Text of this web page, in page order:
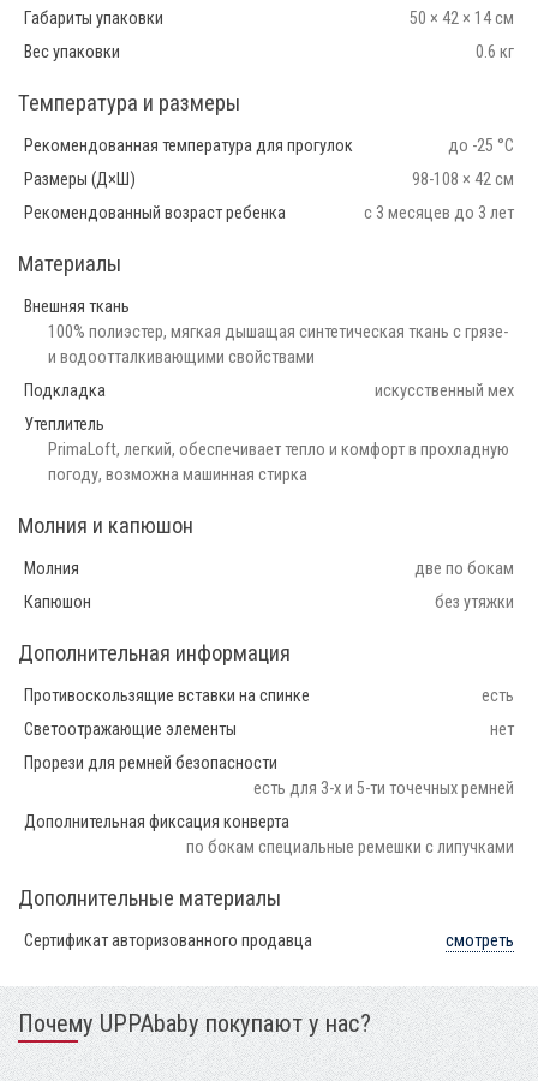
Габариты упаковки
50 × 42 × 14 см
Вес упаковки
0.6 кг
Температура и размеры
Рекомендованная температура для прогулок
до -25 °С
Размеры (Д×Ш)
98-108 × 42 см
Рекомендованный возраст ребенка
с 3 месяцев до 3 лет
Материалы
Внешняя ткань
100% полиэстер, мягкая дышащая синтетическая ткань с грязе-
и водоотталкивающими свойствами
Подкладка
искусственный мех
Утеплитель
PrimaLoft, легкий, обеспечивает тепло и комфорт в прохладную
погоду, возможна машинная стирка
Молния и капюшон
Молния
две по бокам
Капюшон
без утяжки
Дополнительная информация
Противоскользящие вставки на спинке
есть
Светоотражающие элементы
нет
Прорези для ремней безопасности
есть для 3-х и 5-ти точечных ремней
Дополнительная фиксация конверта
по бокам специальные ремешки с липучками
Дополнительные материалы
Сертификат авторизованного продавца смотреть
Почему UPPAbaby покупают у нас?